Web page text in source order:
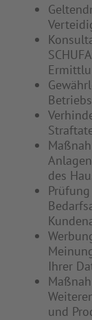
des
Ihrer
und